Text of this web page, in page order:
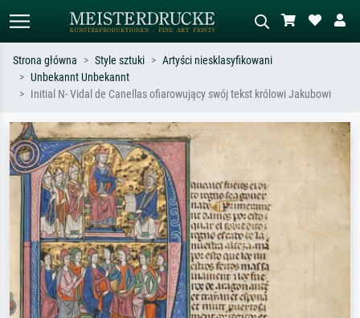
Wyszukiwanie standardowe Wyszukiwanie obrazów AI
Monet, Gwiaździsta noc,
impresjonizm, fala Hokusaia, akt.
abstrakcja z czerwienią, ciemny olej,
Strona główna Style sztuki
Artyści niesklasyfikowani
Unbekannt Unbekannt
Initial N- Vidal de Canellas ofiarowujący swój tekst królowi Jakubowi